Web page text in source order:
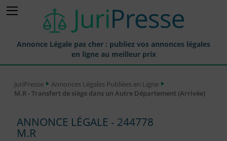
Annonce Légale pas cher : publiez vos annonces légales
en ligne au meilleur prix
Annonces Légales Publiées
Journaux Habilités (JAL) Annonces Légales
JuriPresse
Annonces Légales Publiées en Ligne
M.R - Transfert de siège dans un Autre Département (Arrivée)
ANNONCE LÉGALE - 244778
M.R